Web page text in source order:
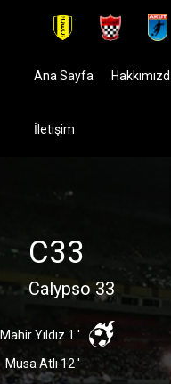
Ana Sayfa
İletişim
C33
Calypso 33
Mahir Yıldız 1 '
Musa Atlı 12 '